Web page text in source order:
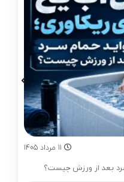
11 مرداد1405
بعد از ورزش چیست؟